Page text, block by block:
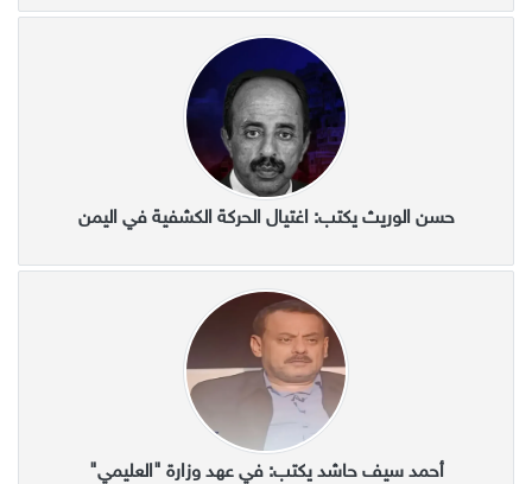
حسن الوريث يكتب: اغتيال الحركة الكشفية في اليمن
أحمد سيف حاشد يكتب: في عهد وزارة "العليمي"